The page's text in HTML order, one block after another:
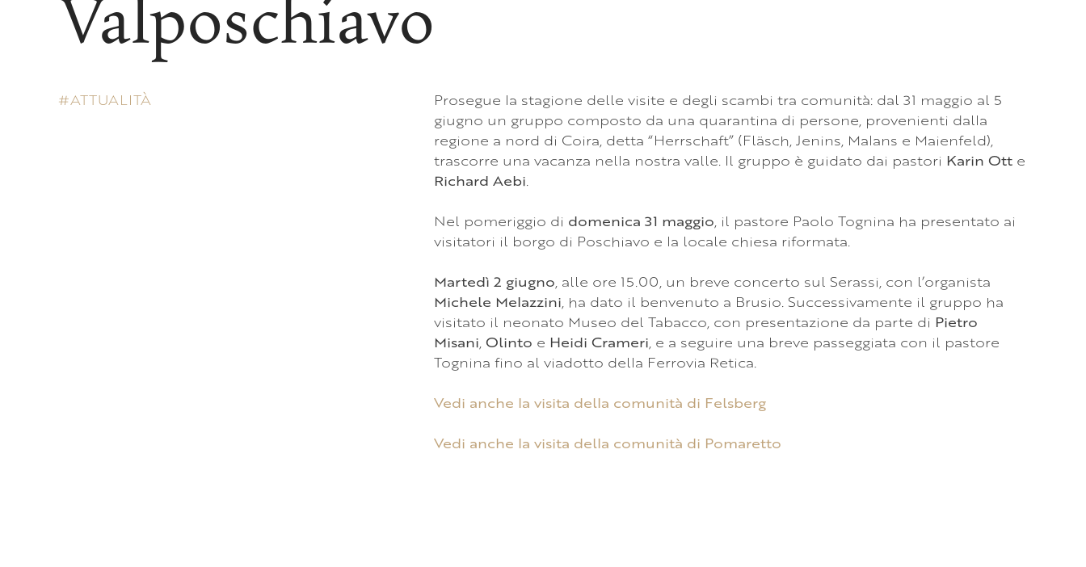
ATTUALITÀ
Prosegue la stagione delle visite e degli scambi tra comunità: dal 31 maggio al 5
giugno un gruppo composto da una quarantina di persone, provenienti dalla
regione a nord di Coira, detta “Herrschaft” (Fläsch, Jenins, Malans e Maienfeld),
trascorre una vacanza nella nostra valle. Il gruppo è guidato dai pastori Karin Ott e
Richard Aebi.
Nel pomeriggio di domenica 31 maggio, il pastore Paolo Tognina ha presentato ai
visitatori il borgo di Poschiavo e la locale chiesa riformata.
Martedì 2 giugno, alle ore 15.00, un breve concerto sul Serassi, con l’organista
Michele Melazzini, ha dato il benvenuto a Brusio. Successivamente il gruppo ha
visitato il neonato Museo del Tabacco, con presentazione da parte di Pietro
Misani, Olinto e Heidi Crameri, e a seguire una breve passeggiata con il pastore
Tognina fino al viadotto della Ferrovia Retica.
Vedi anche la visita della comunità di Felsberg
Vedi anche la visita della comunità di Pomaretto